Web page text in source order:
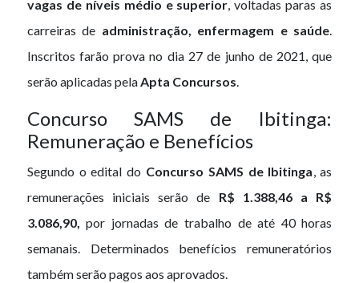
vagas de níveis médio e superior, voltadas paras as
carreiras de administração, enfermagem e saúde.
Inscritos farão prova no dia 27 de junho de 2021, que
serão aplicadas pelaApta Concursos.
Concurso SAMS de Ibitinga:
Remuneração e Benefícios
Segundo o edital do Concurso SAMS de Ibitinga, as
remunerações iniciais serão de R$ 1.388,46 a R$
3.086,90, por jornadas de trabalho de até 40 horas
semanais. Determinados benefícios remuneratórios
também serão pagos aos aprovados.